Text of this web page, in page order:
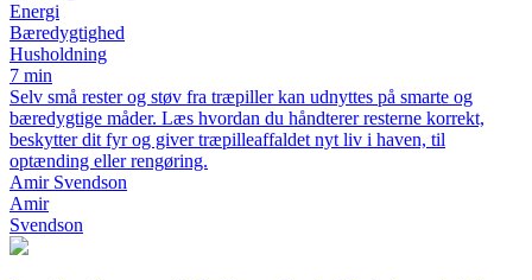
Energi
Bæredygtighed
Husholdning
7 min
Selv små rester og støv fra træpiller kan udnyttes på smarte og
bæredygtige måder. Læs hvordan du håndterer resterne korrekt,
beskytter dit fyr og giver træpilleaffaldet nyt liv i haven, til
optænding eller rengøring.
Amir Svendson
Amir
Svendson